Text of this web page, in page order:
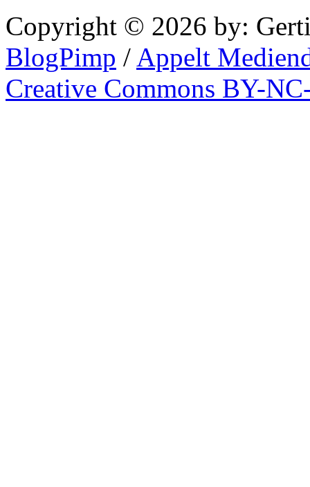
Copyright © 2026 by:
BlogPimp / Appelt
Creative Commons BY-